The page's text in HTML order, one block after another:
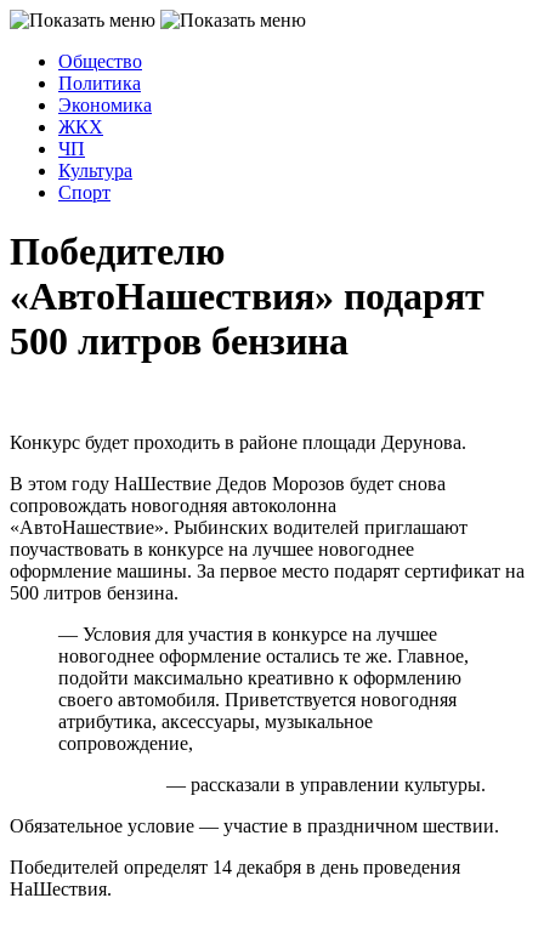
Общество
Политика
Экономика
ЖКХ
ЧП
Культура
Спорт
Победителю
«АвтоНашествия» подарят
500 литров бензина
Конкурс будет проходить в районе площади Дерунова.
В этом году НаШествие Дедов Морозов будет снова
сопровождать новогодняя автоколонна
«АвтоНашествие». Рыбинских водителей приглашают
поучаствовать в конкурсе на лучшее новогоднее
оформление машины. За первое место подарят сертификат на
500 литров бензина.
— Условия для участия в конкурсе на лучшее
новогоднее оформление остались те же. Главное,
подойти максимально креативно к оформлению
своего автомобиля. Приветствуется новогодняя
атрибутика, аксессуары, музыкальное
сопровождение,
— рассказали в управлении культуры.
Обязательное условие — участие в праздничном шествии.
Победителей определят 14 декабря в день проведения
НаШествия.